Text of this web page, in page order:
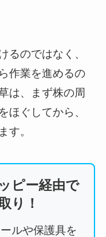
るのではなく、
作業を進めるの
は、まず株の周
ほぐしてから、
す。
ピー経由で
り！
ルや保護具を